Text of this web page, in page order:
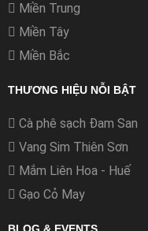
Miền Trung
Miền Tây
Miền Bắc
THƯƠNG HIỆU NỖI BẬT
Cà phê sạch Đam San
Vang Sim Thiên Sơn
Mắm Liên Hoa - Huế
Gạo Cỏ May